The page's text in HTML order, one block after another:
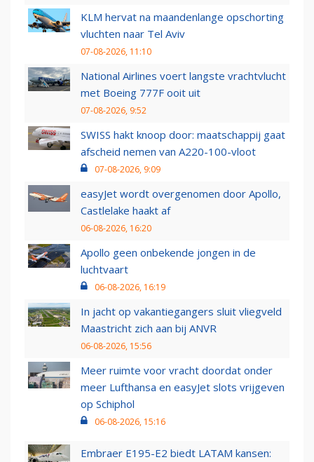
KLM hervat na maandenlange opschorting
vluchten naar Tel Aviv
07-08-2026, 11:10
National Airlines voert langste vrachtvlucht
met Boeing 777F ooit uit
07-08-2026, 9:52
SWISS hakt knoop door: maatschappij gaat
afscheid nemen van A220-100-vloot
07-08-2026, 9:09
easyJet wordt overgenomen door Apollo,
Castlelake haakt af
06-08-2026, 16:20
Apollo geen onbekende jongen in de
luchtvaart
06-08-2026, 16:19
In jacht op vakantiegangers sluit vliegveld
Maastricht zich aan bij ANVR
06-08-2026, 15:56
Meer ruimte voor vracht doordat onder
meer Lufthansa en easyJet slots vrijgeven
op Schiphol
06-08-2026, 15:16
Embraer E195-E2 biedt LATAM kansen: